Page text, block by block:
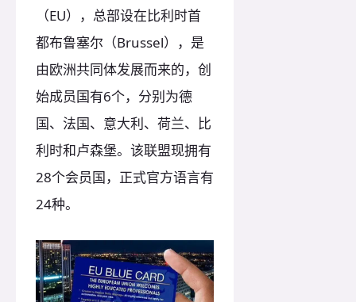
（EU），总部设在比利时首
都布鲁塞尔（Brussel），是
由欧洲共同体发展而来的，创
始成员国有6个，分别为德
国、法国、意大利、荷兰、比
利时和卢森堡。该联盟现拥有
28个会员国，正式官方语言有
24种。